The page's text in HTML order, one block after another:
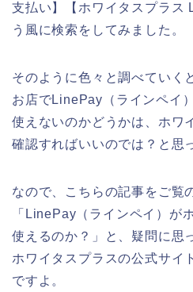
支払い】【ホワイタスプラ
う風に検索をしてみました。
そのように色々と調べていく
お店でLinePay（ラインペイ
使えないのかどうかは、ホワ
確認すればいいのでは？と思
なので、こちらの記事をご覧
「LinePay（ラインペイ）が
使えるのか？」と、疑問に思
ホワイタスプラスの公式サイ
ですよ。